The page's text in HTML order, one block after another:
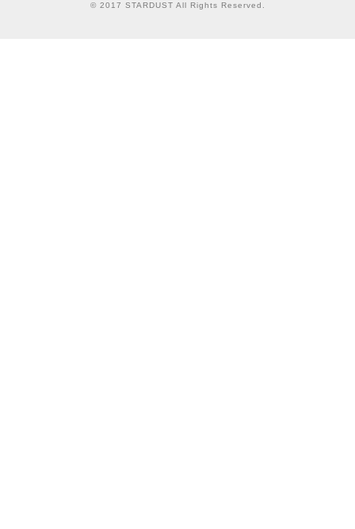
© 2017 STARDUST All Rights Reserved.